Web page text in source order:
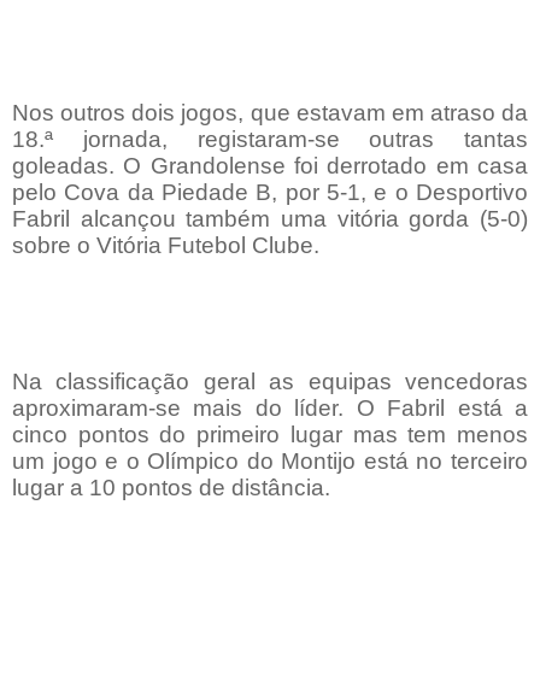
Nos outros dois jogos, que estavam em atraso da
18.ª jornada, registaram-se outras tantas
goleadas. O Grandolense foi derrotado em casa
pelo Cova da Piedade B, por 5-1, e o Desportivo
Fabril alcançou também uma vitória gorda (5-0)
sobre o Vitória Futebol Clube.
Na classificação geral as equipas vencedoras
aproximaram-se mais do líder. O Fabril está a
cinco pontos do primeiro lugar mas tem menos
um jogo e o Olímpico do Montijo está no terceiro
lugar a 10 pontos de distância.